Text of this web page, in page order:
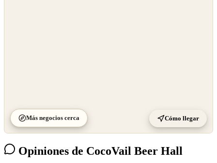
Más negocios cerca Cómo llegar
Opiniones de CocoVail Beer Hall